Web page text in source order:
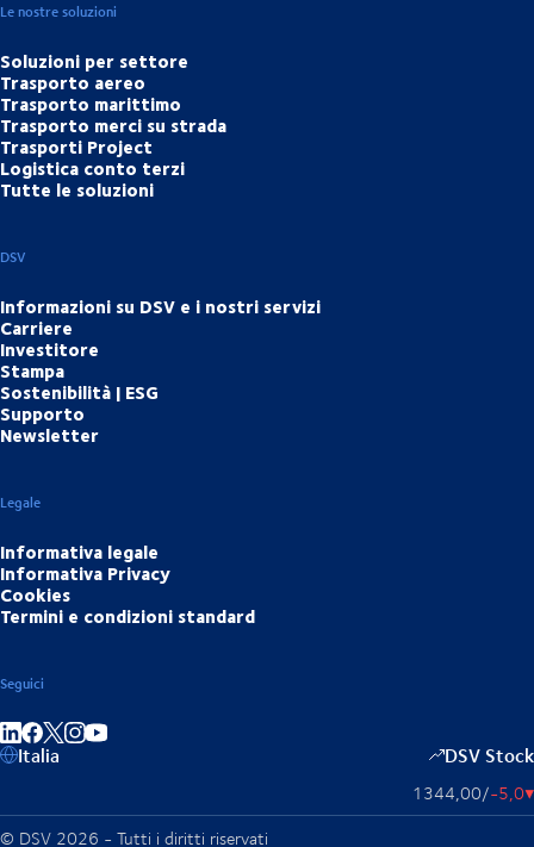
Le nostre soluzioni
Soluzioni per settore
Trasporto aereo
Trasporto marittimo
Trasporto merci su strada
Trasporti Project
Logistica conto terzi
Tutte le soluzioni
DSV
Informazioni su DSV e i nostri servizi
Carriere
Investitore
Stampa
Sostenibilità | ESG
Supporto
Newsletter
Legale
Informativa legale
Informativa Privacy
Cookies
Termini e condizioni standard
Seguici
Condividi su LinkedIn
Condividi su Facebook
Italia DSV Stock
1344,00/-5,0▴
© DSV 2026 - Tutti i diritti riservati